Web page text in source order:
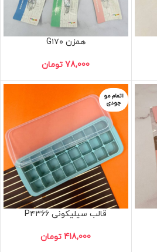
همزن G۱۷۰
78,000 تومان
اتمام مو
جودی
قالب سیلیکونی P۴۳۶۶
418,000 تومان